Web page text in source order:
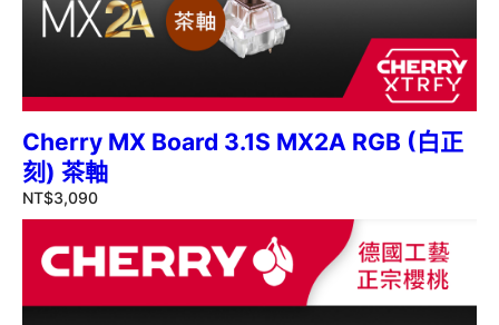
Cherry MX Board 3.1S MX2A RGB (白正
刻) 茶軸
NT$3,090